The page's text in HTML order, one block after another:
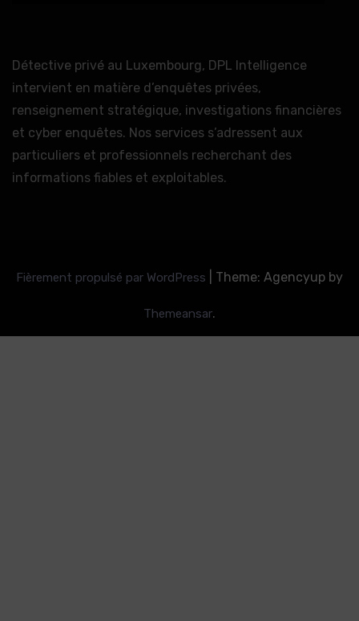
Détective privé au Luxembourg, DPL Intelligence
intervient en matière d’enquêtes privées,
renseignement stratégique, investigations financières
et cyber enquêtes. Nos services s’adressent aux
particuliers et professionnels recherchant des
informations fiables et exploitables.
Fièrement propulsé par WordPress Theme: Agencyup by
Themeansar.